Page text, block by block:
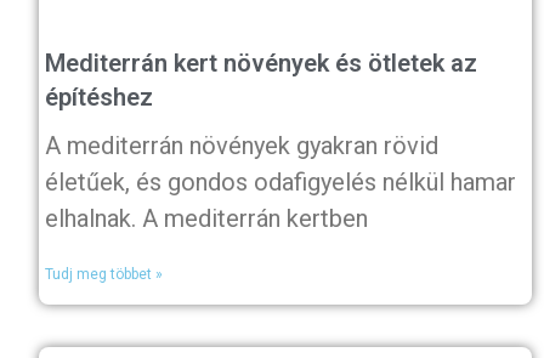
Mediterrán kert növények és ötletek az
építéshez
A mediterrán növények gyakran rövid
életűek, és gondos odafigyelés nélkül hamar
elhalnak. A mediterrán kertben
Tudj meg többet »